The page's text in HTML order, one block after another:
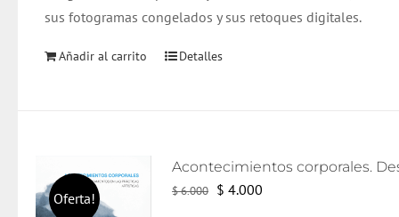
sus fotogramas congelados y sus retoques digitales.
Añadir al carrito Detalles
Oferta! $6.000 El
$ 4.000